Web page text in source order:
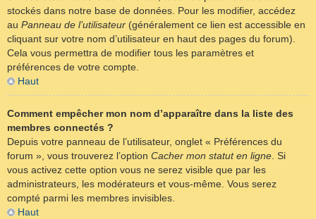
stockés dans notre base de données. Pour les modifier, accédez
au Panneau de l’utilisateur (généralement ce lien est accessible en
cliquant sur votre nom d’utilisateur en haut des pages du forum).
Cela vous permettra de modifier tous les paramètres et
préférences de votre compte.
Haut
Comment empêcher mon nom d’apparaître dans la liste des
membres connectés ?
Depuis votre panneau de l’utilisateur, onglet « Préférences du
forum », vous trouverez l’option Cacher mon statut en ligne. Si
vous activez cette option vous ne serez visible que par les
administrateurs, les modérateurs et vous-même. Vous serez
compté parmi les membres invisibles.
Haut